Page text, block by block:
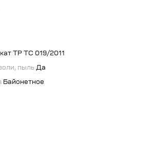
ТР ТС 019/2011
пыль Да
Байонетное